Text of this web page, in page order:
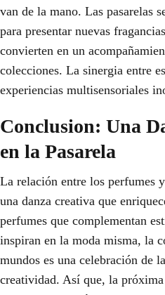
van de la mano. Las pasarelas
para presentar nuevas
convierten en un
colecciones. La sinergia entre
experiencias multisensoriales
Conclusion: Una
en la Pasarela
La relación entre los perfumes
una danza creativa que
perfumes que complementan
inspiran en la moda misma, la
mundos es una celebración de
creatividad. Así que, la